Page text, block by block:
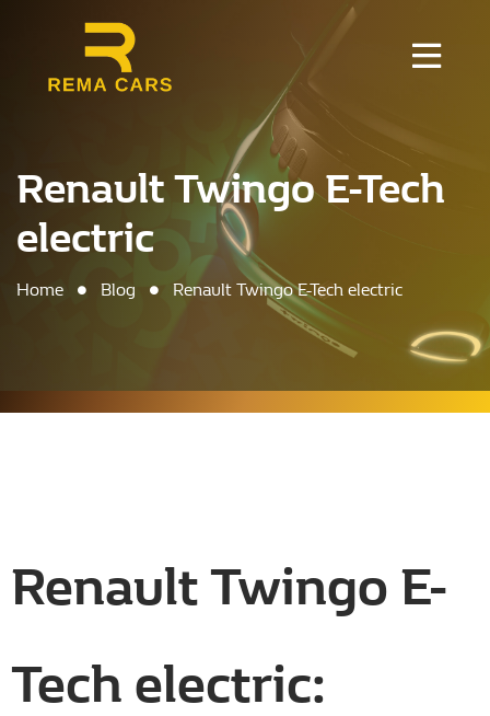
Renault Twingo E-Tech
electric
Home Blog Renault Twingo E-Tech electric
Renault Twingo E-
Tech electric: